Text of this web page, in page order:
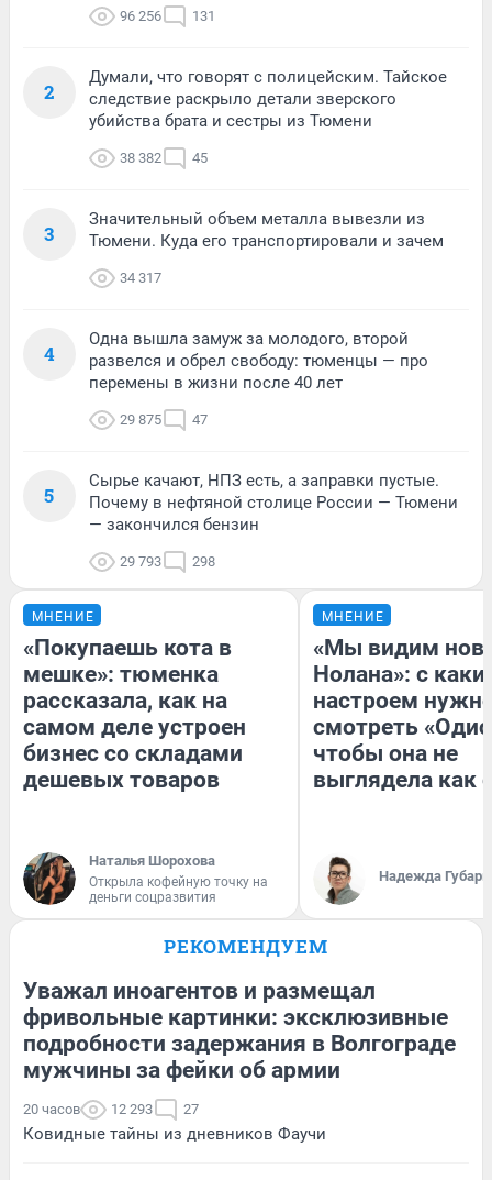
96 256 131
2
Думали, что говорят с полицейским. Тайское
следствие раскрыло детали зверского
убийства брата и сестры из Тюмени
38 382 45
3
Значительный объем металла вывезли из
Тюмени. Куда его транспортировали и зачем
34 317
4
Одна вышла замуж за молодого, второй
развелся и обрел свободу: тюменцы — про
перемены в жизни после 40 лет
29 875 47
5
Сырье качают, НПЗ есть, а заправки пустые.
Почему в нефтяной столице России — Тюмени
— закончился бензин
29 793 298
МНЕНИЕ
«Покупаешь кота в
мешке»: тюменка
рассказала, как на
самом деле устроен
бизнес со складами
дешевых товаров
Наталья Шорохова
Открыла кофейную точку на
деньги соцразвития
МНЕНИЕ
«Мы видим
Нолана»: с
настроем
смотреть
чтобы она не
выглядела как
Надежда Губарь
РЕКОМЕНДУЕМ
Уважал иноагентов и размещал
фривольные картинки: эксклюзивные
подробности задержания в Волгограде
мужчины за фейки об армии
20 часов 12 293 27
Ковидные тайны из дневников Фаучи